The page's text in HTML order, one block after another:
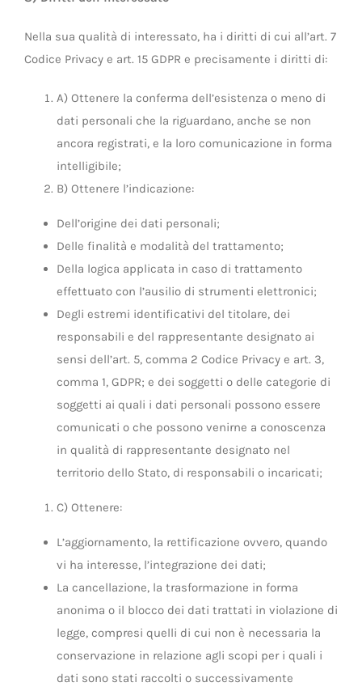
Nella sua qualità di interessato, ha i diritti di cui all’art. 7
Codice Privacy e art. 15 GDPR e precisamente i diritti di:
A) Ottenere la conferma dell’esistenza o meno di
dati personali che la riguardano, anche se non
ancora registrati, e la loro comunicazione in forma
intelligibile;
B) Ottenere l’indicazione:
Dell’origine dei dati personali;
Delle finalità e modalità del trattamento;
Della logica applicata in caso di trattamento
effettuato con l’ausilio di strumenti elettronici;
Degli estremi identificativi del titolare, dei
responsabili e del rappresentante designato ai
sensi dell’art. 5, comma 2 Codice Privacy e art. 3,
comma 1, GDPR; e dei soggetti o delle categorie di
soggetti ai quali i dati personali possono essere
comunicati o che possono venirne a conoscenza
in qualità di rappresentante designato nel
territorio dello Stato, di responsabili o incaricati;
C) Ottenere:
L’aggiornamento, la rettificazione ovvero, quando
vi ha interesse, l’integrazione dei dati;
La cancellazione, la trasformazione in forma
anonima o il blocco dei dati trattati in violazione di
legge, compresi quelli di cui non è necessaria la
conservazione in relazione agli scopi per i quali i
dati sono stati raccolti o successivamente